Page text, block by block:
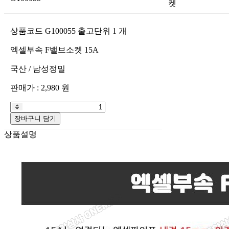
켓
상품코드 G100055 출고단위 1 개
엑셀부속 F밸브소켓 15A
국산 / 남성정밀
판매가 : 2,980 원
장바구니 담기
상품설명